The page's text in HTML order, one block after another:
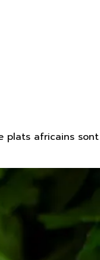
plats africains sont